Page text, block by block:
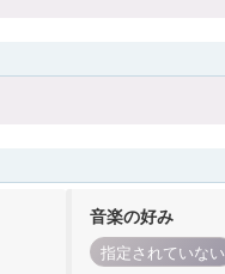
音楽の好み
指定されていない